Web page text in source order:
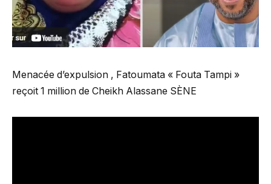
Menacée d’expulsion , Fatoumata « Fouta Tampi »
reçoit 1 million de Cheikh Alassane SÈNE